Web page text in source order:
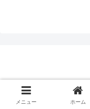
メニュー ホーム